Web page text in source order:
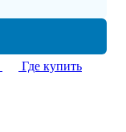
Где купить